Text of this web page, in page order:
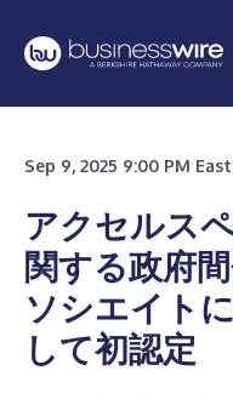
Sep 9, 2025 9:00 PM
アクセルス
関する政府
ソシエイト
して初認定